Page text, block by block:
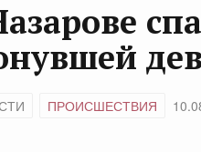
ПРОИСШЕСТВИЯ